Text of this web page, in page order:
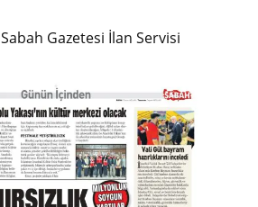
Sabah Gazetesi İlan Servisi